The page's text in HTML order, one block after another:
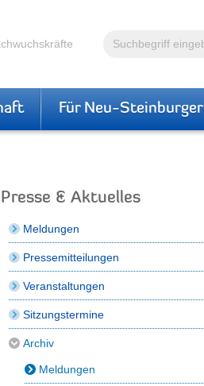
Volltextsuche
Für Neu-Steinburger
Presse & Aktuelles
Meldungen
Pressemitteilungen
Veranstaltungen
Sitzungstermine
Archiv
Meldungen